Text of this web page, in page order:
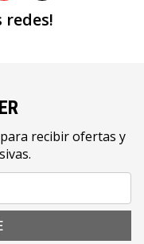
redes!
recibir ofertas y